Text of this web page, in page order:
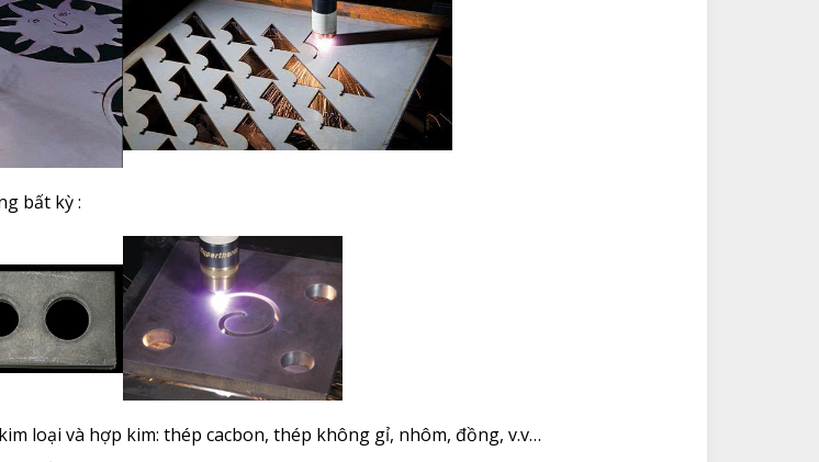
bất kỳ :
loại và hợp kim: thép cacbon, thép không gỉ, nhôm, đồng, v.v…